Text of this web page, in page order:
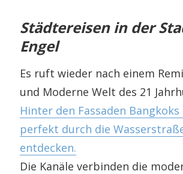
Städtereisen in der
Engel
Es ruft wieder nach einem
und Moderne Welt des 21
Hinter den Fassaden
perfekt durch die
entdecken.
Die Kanäle verbinden die